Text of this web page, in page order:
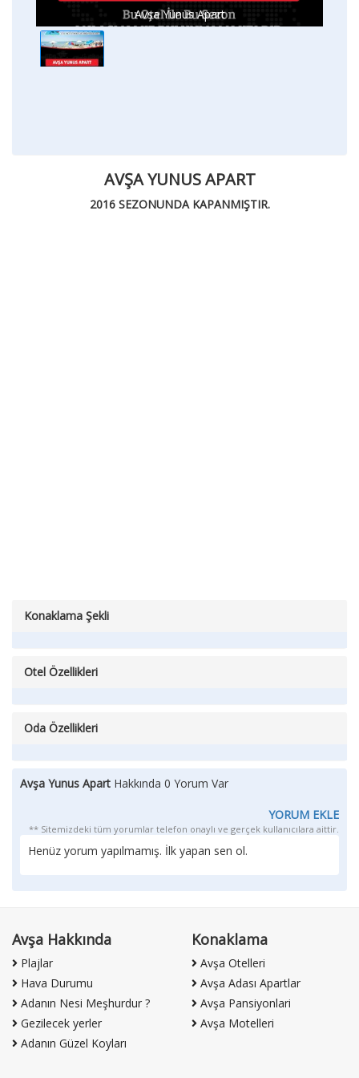
Avşa Yunus Apart
AVŞA YUNUS APART
2016 SEZONUNDA KAPANMIŞTIR.
Konaklama Şekli
Otel Özellikleri
Oda Özellikleri
Avşa Yunus Apart Hakkında 0 Yorum Var
YORUM EKLE
** Sitemizdeki tüm yorumlar telefon onaylı ve gerçek kullanıcılara aittir.
Henüz yorum yapılmamış. İlk yapan sen ol.
Avşa Hakkında
Plajlar
Hava Durumu
Adanın Nesi Meşhurdur ?
Gezilecek yerler
Adanın Güzel Koyları
Konaklama
Avşa Otelleri
Avşa Adası Apartlar
Avşa Pansiyonlari
Avşa Motelleri